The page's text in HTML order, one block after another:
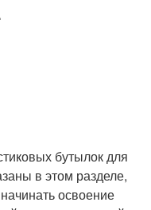
бутылок для
в этом разделе,
освоение